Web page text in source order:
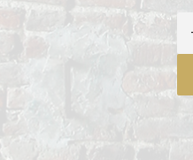
MERENGUE TAARTEN
ROYAL TAARTEN
BAVAROISE TAARTEN